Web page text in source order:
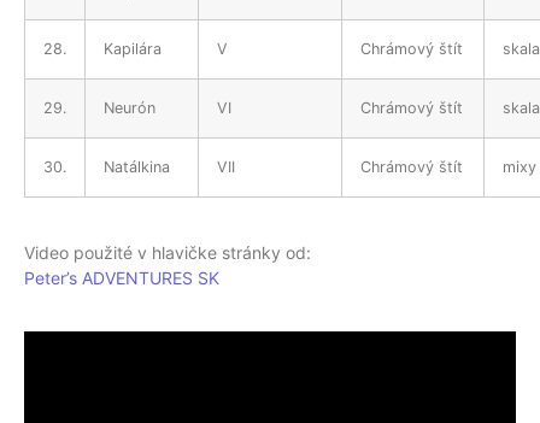
28. Kapilára V Chrámový štít skala
29. Neurón VI Chrámový štít skala
30. Natálkina VII Chrámový štít mixy
Video použité v hlavičke stránky od:
Peter’s ADVENTURES SK